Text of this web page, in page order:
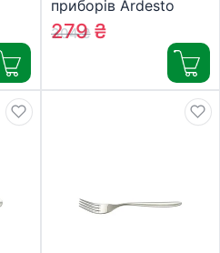
приборів Ardesto
Animals 4 предмета
(AR0704AS)
304₴
279₴